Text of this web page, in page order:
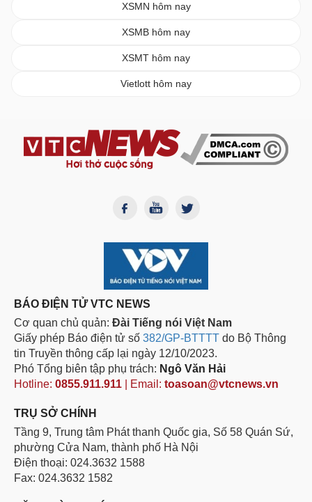
XSMN hôm nay
XSMB hôm nay
XSMT hôm nay
Vietlott hôm nay
BÁO ĐIỆN TỬ VTC NEWS
Cơ quan chủ quản: Đài Tiếng nói Việt Nam
Giấy phép Báo điện tử số 382/GP-BTTTT do Bộ Thông
tin Truyền thông cấp lại ngày 12/10/2023.
Phó Tổng biên tập phụ trách: Ngô Văn Hải
Hotline: 0855.911.911 | Email: toasoan@vtcnews.vn
TRỤ SỞ CHÍNH
Tầng 9, Trung tâm Phát thanh Quốc gia, Số 58 Quán Sứ,
phường Cửa Nam, thành phố Hà Nội
Điện thoại: 024.3632 1588
Fax: 024.3632 1582